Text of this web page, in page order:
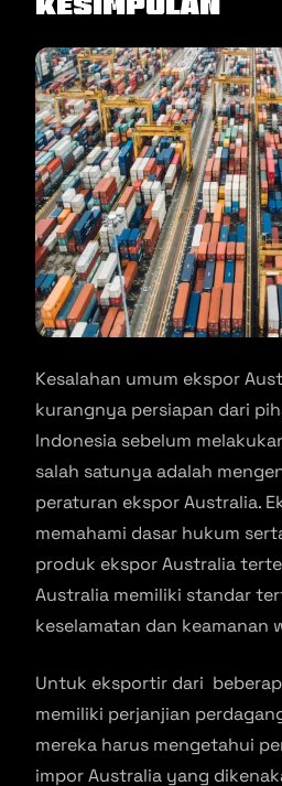
Kesalahan umum ekspor
kurangnya persiapan dari
Indonesia sebelum
salah satunya adalah
peraturan ekspor Australia.
memahami dasar hukum
produk ekspor Australia
Australia memiliki standar
keselamatan dan keamanan
Untuk eksportir dari
memiliki perjanjian
mereka harus mengetahui
impor Australia yang